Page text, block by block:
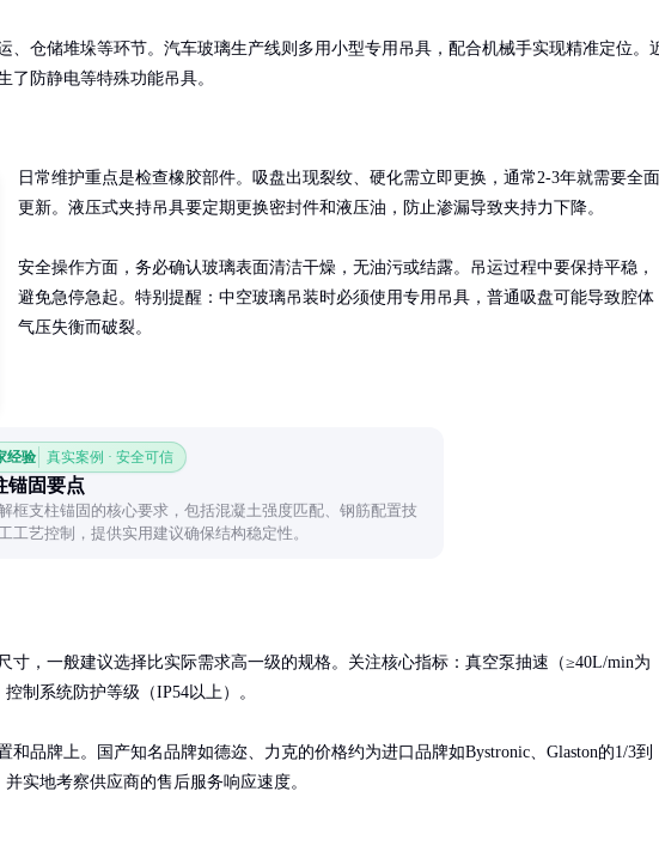
、仓储堆垛等环节。汽车玻璃生产线则多用小型专用吊具，配合机械手实现精准定位。
了防静电等特殊功能吊具。
日常维护重点是检查橡胶部件。吸盘出现裂纹、硬化需立即更换，通常2-3年就需要全面
更新。液压式夹持吊具要定期更换密封件和液压油，防止渗漏导致夹持力下降。
安全操作方面，务必确认玻璃表面清洁干燥，无油污或结露。吊运过程中要保持平稳，
避免急停急起。特别提醒：中空玻璃吊装时必须使用专用吊具，普通吸盘可能导致腔体
气压失衡而破裂。
经验 真实案例 · 安全可信
锚固要点
框支柱锚固的核心要求，包括混凝土强度匹配、钢筋配置技
工艺控制，提供实用建议确保结构稳定性。
寸，一般建议选择比实际需求高一级的规格。关注核心指标：真空泵抽速（≥40L/min为
制系统防护等级（IP54以上）。
品牌上。国产知名品牌如德迩、力克的价格约为进口品牌如Bystronic、Glaston的1/3到
实地考察供应商的售后服务响应速度。